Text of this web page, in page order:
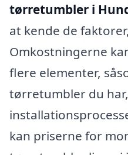
tørretumbler i
at kende de
Omkostningerne
flere elementer,
tørretumbler du
kan priserne for